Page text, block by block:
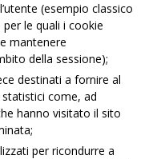
(esempio classico
le quali i cookie
mantenere
della sessione);
destinati a fornire al
come, ad
hanno visitato il sito
per ricondurre a